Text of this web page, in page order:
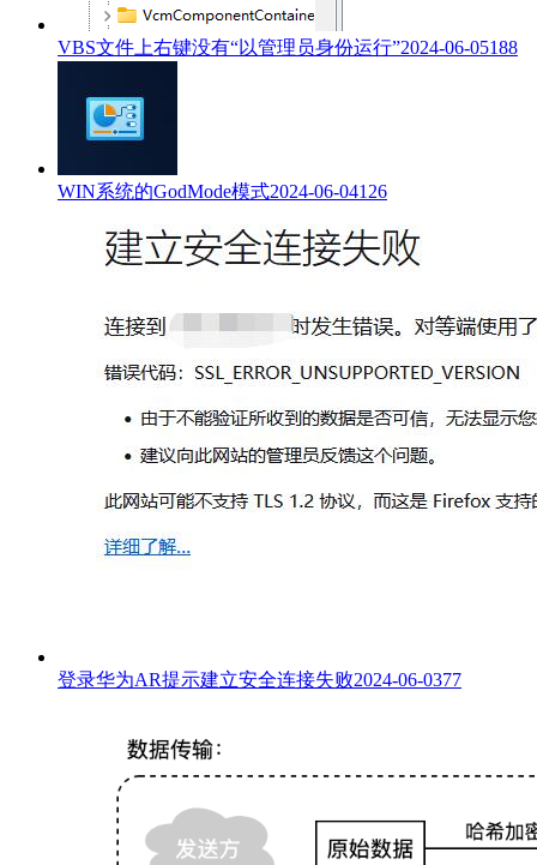
VBS文件上右键没有“以管理员身份运行”2024-06-05188
WIN系统的GodMode模式2024-06-04126
登录华为AR提示建立安全连接失败2024-06-0377